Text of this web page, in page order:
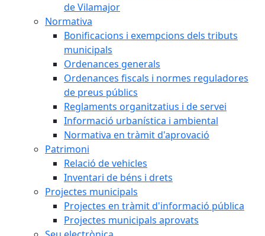
de Vilamajor
Normativa
Bonificacions i exempcions dels tributs
municipals
Ordenances generals
Ordenances fiscals i normes reguladores
de preus públics
Reglaments organitzatius i de servei
Informació urbanística i ambiental
Normativa en tràmit d'aprovació
Patrimoni
Relació de vehicles
Inventari de béns i drets
Projectes municipals
Projectes en tràmit d'informació pública
Projectes municipals aprovats